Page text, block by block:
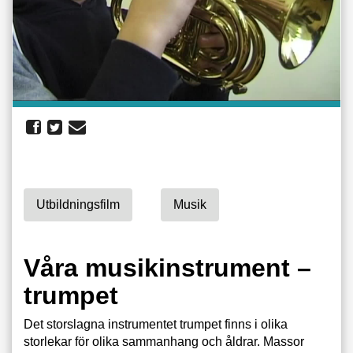
Utbildningsfilm Musik
Våra musikinstrument –
trumpet
Det storslagna instrumentet trumpet finns i olika
storlekar för olika sammanhang och åldrar. Massor